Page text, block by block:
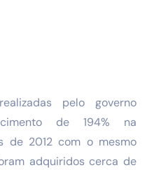
pelo governo
de 194% na
de 2012 com o mesmo
adquiridos cerca de